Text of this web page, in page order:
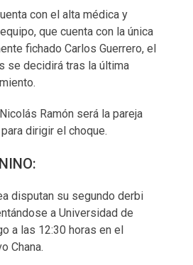
con el alta médica y
que cuenta con la única
fichado Carlos Guerrero, el
se decidirá tras la última
Ramón será la pareja
dirigir el choque.
disputan su segundo derbi
a Universidad de
a las 12:30 horas en el
Chana.